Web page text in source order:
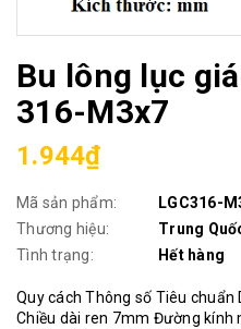
Bu lông lục
316-M3x7
1.944₫
Mã sản phẩm:
LGC316-
Thương hiệu:
Trung
Tình trạng:
Hết hàng
Quy cách Thông số Tiêu chuẩn
Chiều dài ren 7mm Đường kính